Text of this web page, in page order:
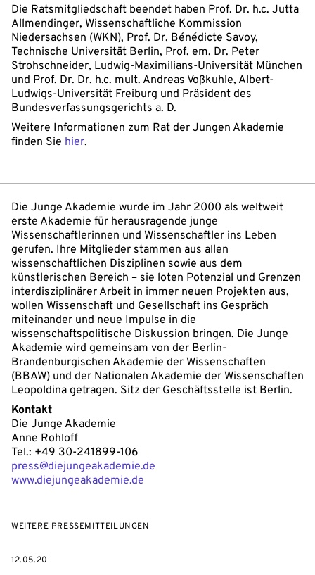
Die Ratsmitgliedschaft beendet haben Prof. Dr. h.c. Jutta
Allmendinger, Wissenschaftliche Kommission
Niedersachsen (WKN), Prof. Dr. Bénédicte Savoy,
Technische Universität Berlin, Prof. em. Dr. Peter
Strohschneider, Ludwig-Maximilians-Universität München
und Prof. Dr. Dr. h.c. mult. Andreas Voßkuhle, Albert-
Ludwigs-Universität Freiburg und Präsident des
Bundesverfassungsgerichts a. D.
Weitere Informationen zum Rat der Jungen Akademie
finden Sie hier.
Die Junge Akademie wurde im Jahr 2000 als weltweit
erste Akademie für herausragende junge
Wissenschaftlerinnen und Wissenschaftler ins Leben
gerufen. Ihre Mitglieder stammen aus allen
wissenschaftlichen Disziplinen sowie aus dem
künstlerischen Bereich – sie loten Potenzial und Grenzen
interdisziplinärer Arbeit in immer neuen Projekten aus,
wollen Wissenschaft und Gesellschaft ins Gespräch
miteinander und neue Impulse in die
wissenschaftspolitische Diskussion bringen. Die Junge
Akademie wird gemeinsam von der Berlin-
Brandenburgischen Akademie der Wissenschaften
(BBAW) und der Nationalen Akademie der Wissenschaften
Leopoldina getragen. Sitz der Geschäftsstelle ist Berlin.
Kontakt
Die Junge Akademie
Anne Rohloff
Tel.: +49 30-241899-106
press@diejungeakademie.de
www.diejungeakademie.de
WEITERE PRESSEMITTEILUNGEN
DATE
12.05.20